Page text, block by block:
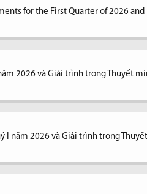
for the First Quarter of 2026
2026 và Giải trình trong Thuyết
I năm 2026 và Giải trình trong